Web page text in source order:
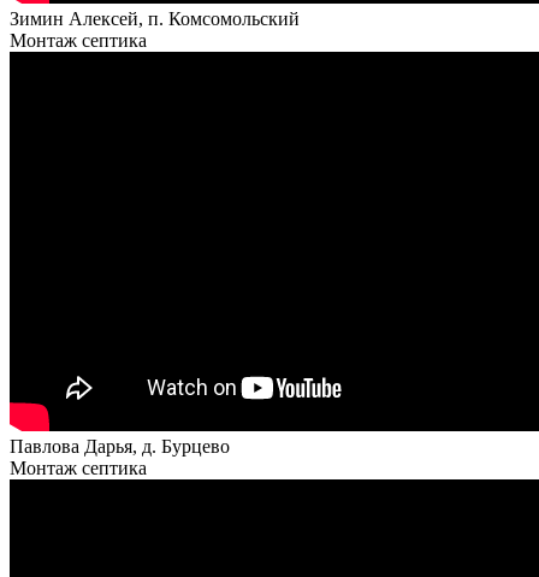
Зимин Алексей, п. Комсомольский
Монтаж септика
Павлова Дарья, д. Бурцево
Монтаж септика